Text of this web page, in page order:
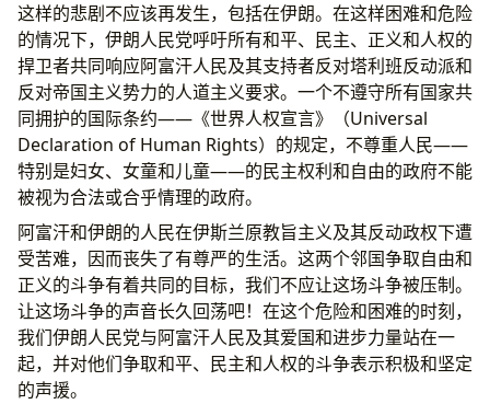
这样的悲剧不应该再发生，包括在伊朗。在这样困难和危险
的情况下，伊朗人民党呼吁所有和平、民主、正义和人权的
捍卫者共同响应阿富汗人民及其支持者反对塔利班反动派和
反对帝国主义势力的人道主义要求。一个不遵守所有国家共
同拥护的国际条约——《世界人权宣言》（Universal
Declaration of Human Rights）的规定，不尊重人民——
特别是妇女、女童和儿童——的民主权利和自由的政府不能
被视为合法或合乎情理的政府。
阿富汗和伊朗的人民在伊斯兰原教旨主义及其反动政权下遭
受苦难，因而丧失了有尊严的生活。这两个邻国争取自由和
正义的斗争有着共同的目标，我们不应让这场斗争被压制。
让这场斗争的声音长久回荡吧！在这个危险和困难的时刻，
我们伊朗人民党与阿富汗人民及其爱国和进步力量站在一
起，并对他们争取和平、民主和人权的斗争表示积极和坚定
的声援。